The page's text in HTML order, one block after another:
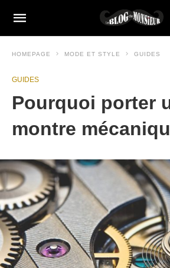
HOMEPAGE MODE ET STYLE GUIDES
GUIDES
Pourquoi porter
montre